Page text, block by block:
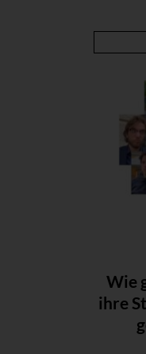
Wie
ihre